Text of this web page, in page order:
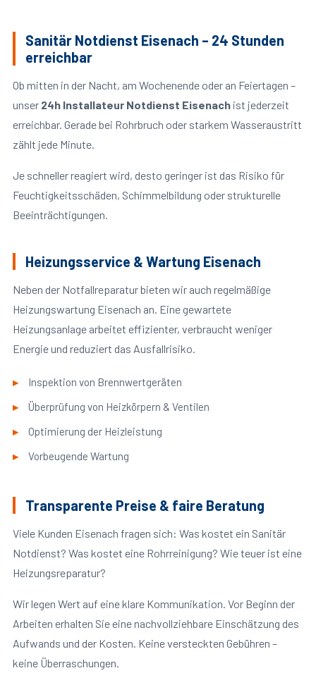
Sanitär Notdienst Eisenach – 24 Stunden
erreichbar
Ob mitten in der Nacht, am Wochenende oder an Feiertagen –
unser 24h Installateur Notdienst Eisenachist jederzeit
erreichbar. Gerade bei Rohrbruch oder starkem Wasseraustritt
zählt jede Minute.
Je schneller reagiert wird, desto geringer ist das Risiko für
Feuchtigkeitsschäden, Schimmelbildung oder strukturelle
Beeinträchtigungen.
Heizungsservice & Wartung Eisenach
Neben der Notfallreparatur bieten wir auch regelmäßige
Heizungswartung Eisenach an. Eine gewartete
Heizungsanlage arbeitet effizienter, verbraucht weniger
Energie und reduziert das Ausfallrisiko.
Inspektion von Brennwertgeräten
Überprüfung von Heizkörpern & Ventilen
Optimierung der Heizleistung
Vorbeugende Wartung
Transparente Preise & faire Beratung
Viele Kunden Eisenach fragen sich: Was kostet ein Sanitär
Notdienst? Was kostet eine Rohrreinigung? Wie teuer ist eine
Heizungsreparatur?
Wir legen Wert auf eine klare Kommunikation. Vor Beginn der
Arbeiten erhalten Sie eine nachvollziehbare Einschätzung des
Aufwands und der Kosten. Keine versteckten Gebühren –
keine Überraschungen.